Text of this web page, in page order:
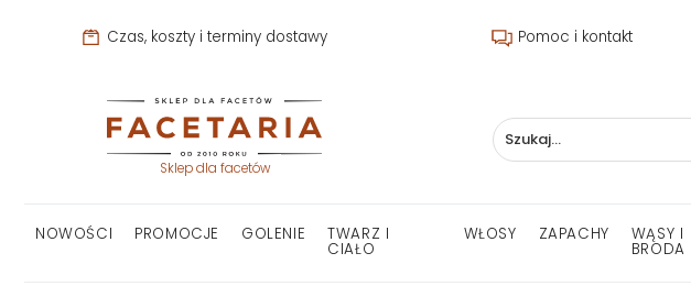
Czas, koszty i terminy dostawy Pomoc i kontakt
Sklep dla facetów
NOWOŚCI PROMOCJE GOLENIE TWARZ I
CIAŁO
WŁOSY ZAPACHY WĄSY I
BRODA